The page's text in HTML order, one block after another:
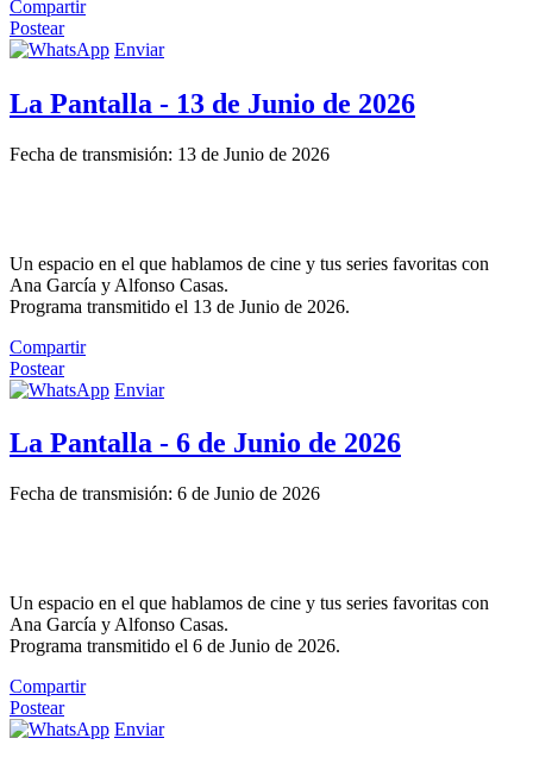
Compartir
Postear
Enviar
La Pantalla - 13 de Junio de 2026
Fecha de transmisión: 13 de Junio de 2026
Un espacio en el que hablamos de cine y tus series favoritas con
Ana García y Alfonso Casas.
Programa transmitido el 13 de Junio de 2026.
Compartir
Postear
Enviar
La Pantalla - 6 de Junio de 2026
Fecha de transmisión: 6 de Junio de 2026
Un espacio en el que hablamos de cine y tus series favoritas con
Ana García y Alfonso Casas.
Programa transmitido el 6 de Junio de 2026.
Compartir
Postear
Enviar